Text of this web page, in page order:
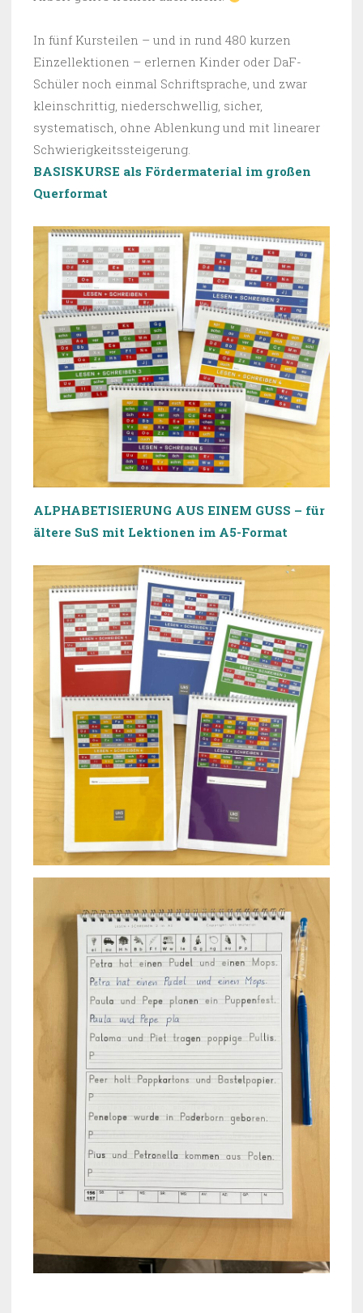
In fünf Kursteilen – und in rund 480 kurzen
Einzellektionen – erlernen Kinder oder DaF-
Schüler noch einmal Schriftsprache, und zwar
kleinschrittig, niederschwellig, sicher,
systematisch, ohne Ablenkung und mit linearer
Schwierigkeitssteigerung.
BASISKURSE als Fördermaterial im großen
Querformat
ALPHABETISIERUNG AUS EINEM GUSS – für
ältere SuS mit Lektionen im A5-Format